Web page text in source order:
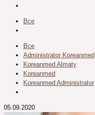
Все
Все
Administrator Koreanmed
Koreanmed Almaty
Koreanmed
Koreanmed Administrator
05.09.2020